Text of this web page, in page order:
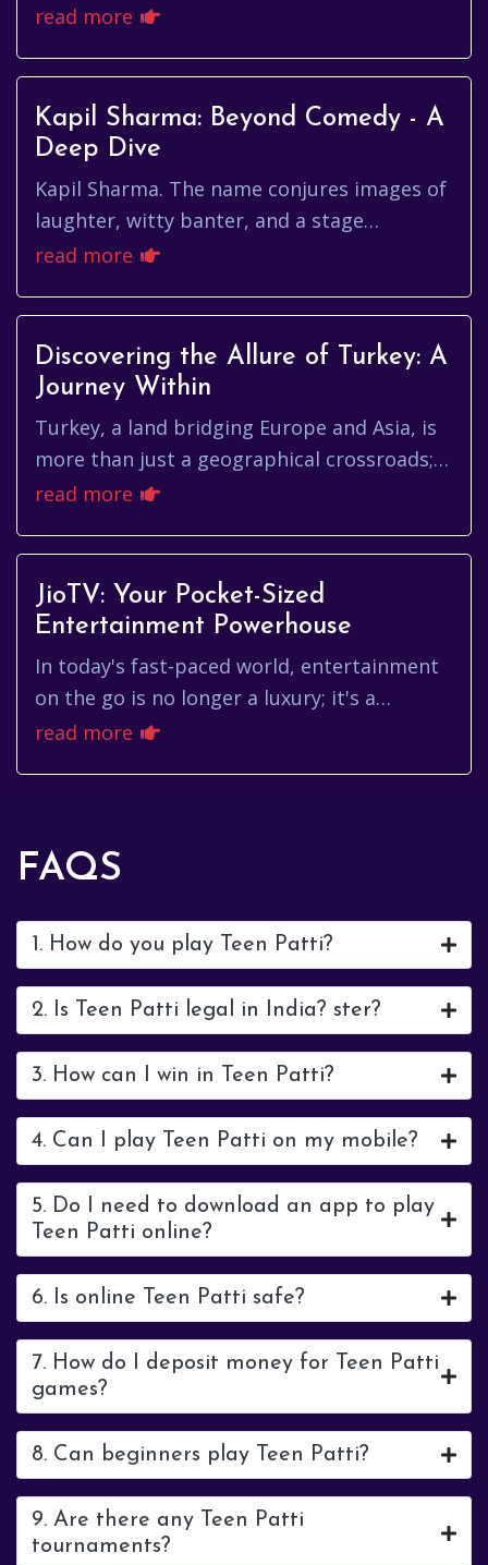
to public service. From his early days as a
read more
Kapil Sharma: Beyond Comedy - A
Deep Dive
Kapil Sharma. The name conjures images of
laughter, witty banter, and a stage
brimming with Bollywood's brightest stars.
read more
Discovering the Allure of Turkey: A
Journey Within
Turkey, a land bridging Europe and Asia, is
more than just a geographical crossroads;
it's a vibrant tapestry woven from history,
read more
JioTV: Your Pocket-Sized
Entertainment Powerhouse
In today's fast-paced world, entertainment
on the go is no longer a luxury; it's a
necessity. Whether you're commuting to
read more
FAQS
1. How do you play Teen Patti?
2. Is Teen Patti legal in India? ster?
3. How can I win in Teen Patti?
4. Can I play Teen Patti on my mobile?
5. Do I need to download an app to play
Teen Patti online?
6. Is online Teen Patti safe?
7. How do I deposit money for Teen Patti
games?
8. Can beginners play Teen Patti?
9. Are there any Teen Patti
tournaments?